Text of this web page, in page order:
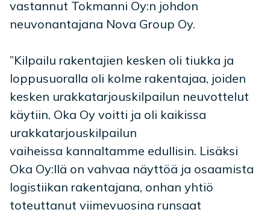
vastannut Tokmanni Oy:n johdon
neuvonantajana Nova Group Oy.
”Kilpailu rakentajien kesken oli tiukka ja
loppusuoralla oli kolme rakentajaa, joiden
kesken urakkatarjouskilpailun neuvottelut
käytiin. Oka Oy voitti ja oli kaikissa
urakkatarjouskilpailun
vaiheissa kannaltamme edullisin. Lisäksi
Oka Oy:llä on vahvaa näyttöä ja osaamista
logistiikan rakentajana, onhan yhtiö
toteuttanut viimevuosina runsaat